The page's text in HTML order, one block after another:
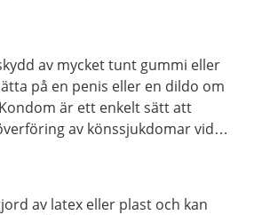
av mycket tunt gummi eller
på en penis eller en dildo om
är ett enkelt sätt att
av könssjukdomar vid
som kan leda till graviditet.
av latex eller plast och kan